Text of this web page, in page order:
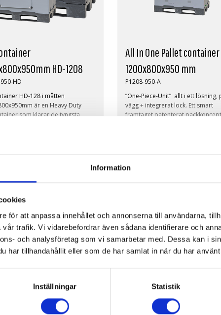
Information
för att anpassa innehållet och annonserna till användarna,
trafik. Vi vidarebefordrar även sådana identifierare och
och analysföretag som vi samarbetar med. Dessa kan i
har tillhandahållit eller som de har samlat in när du har
Inställningar Statistik
HD-1208
HD
HD-128 i måtten
är en Heavy Duty
som klarar de tyngsta
i pallställ även med tung
Beskrivning:
1156x756x747mm
46kg
hopfälld: 245mm
Sandwicfold
däck: Ja
kunds önskemål
All In One Pallet container
1200x800x950 mm
P1208-950-A
”One-Piece-Unit” allt i ett lösning,
vägg + integrerat lock. Ett smart
framtaget patenterat
en tidsbesparing i
kunder som har mycket manuell
Lastvikt: 500 kg
Volym: 6L
Vikt: 48kg
Vikt vid stapling: 1250kg
Minsta beställning: 20st
Fördelar
På förfrågan
PALLCONTAINRAR